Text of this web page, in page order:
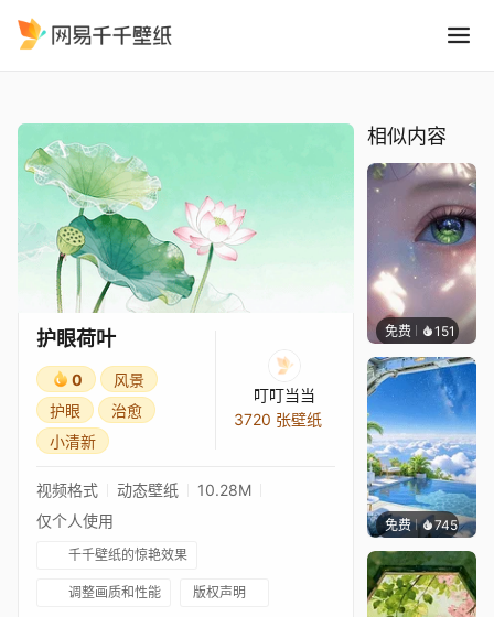
护眼荷叶
0
风景
护眼
治愈
小清新
叮叮当当
3720 张壁纸
视频格式 动态壁纸
10.28M
仅个人使用
千千壁纸的惊艳效果
调整画质和性能 版权声明
相似内容
免费 151星梦
免费 745豆子